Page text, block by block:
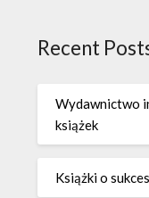
Recent
Wydawnictwo
książek
Książki o